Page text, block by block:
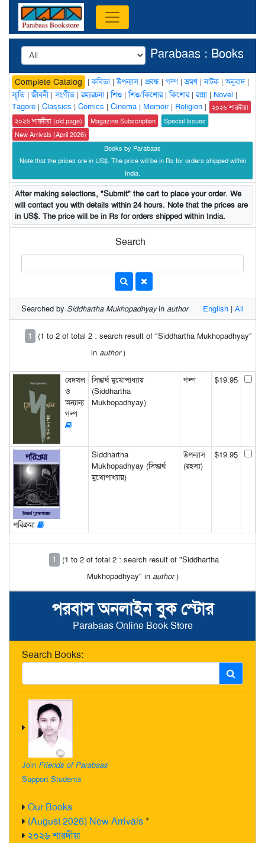
পরবাস অনলাইন বুক স্টোর
Parabaas Online Book Store
Search Books:
Join Friends of Parabaas
Support Students
Our Books
(August 2026) New Arrivals*
২০২৬ শারদীয়া
Parabaas : Books
Complete Catalog |কবিতা|উপন্যাস| প্রবন্ধ | গল্প |ভ্রমণ|নাটক |অনুবাদ|
স্মৃতি |জীবনী|সংগীত |রম্যরচনা|শিশু |শিশু/কিশোর|কিশোর|রান্না| Novel |
Tagore | Classics | Comics | Cinema | Memoir| Religion |
২০২৬ শারদীয়া
২০২৬ শারদীয়া (old page)
Magazine Subscription
Special Issues
New Arrivals (April 2026)
Books by Parabaas
Note that the prices are in US$. The price will be in Rs for orders shipped within
India.
After making selections, "Submit" the cart to place your order. We
will contact you with details within 24 hours. Note that the prices are
in US$. The price will be in Rs for orders shipped within India.
Search
Searched by Siddhartha Mukhopadhyayin author English | All
1
(1 to 2 of total 2 : search result of "Siddhartha Mukhopadhyay"
in author)
বেদখল
ও
অন্যান্য
গল্প
সিদ্ধার্থ মুখোপাধ্যায়
(Siddhartha
Mukhopadhyay)
গল্প $19.95
পরিক্রমা
Siddhartha
Mukhopadhyay (সিদ্ধার্থ
মুখোপাধ্যায়)
উপন্যাস
(রহস্য)
$19.95
1
(1 to 2 of total 2 : search result of "Siddhartha
Mukhopadhyay" in author)